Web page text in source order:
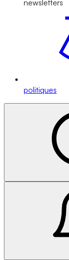
newsletters
politiques